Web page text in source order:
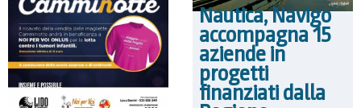
Nautica, Navigo
accompagna 15
aziende in
progetti
finanziati dalla